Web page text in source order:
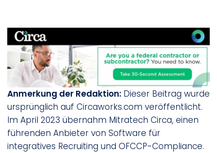
Anmerkung der Redaktion: Dieser Beitrag wurde
ursprünglich auf Circaworks.com veröffentlicht.
Im April 2023 übernahm Mitratech Circa, einen
führenden Anbieter von Software für
integratives Recruiting und OFCCP-Compliance.